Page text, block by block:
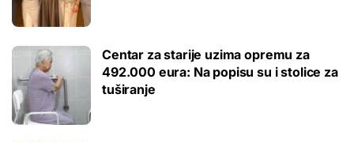
Centar za starije uzima opremu za
492.000 eura: Na popisu su i stolice za
tuširanje